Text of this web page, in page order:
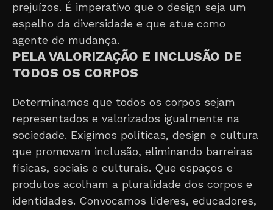
prejuízos. É imperativo que o design seja um
espelho da diversidade e que atue como
agente de mudança.
PELA VALORIZAÇÃO E INCLUSÃO DE
TODOS OS CORPOS
Determinamos que todos os corpos sejam
representados e valorizados igualmente na
sociedade. Exigimos políticas, design e cultura
que promovam inclusão, eliminando barreiras
físicas, sociais e culturais. Que espaços e
produtos acolham a pluralidade dos corpos e
identidades. Convocamos líderes, educadores,